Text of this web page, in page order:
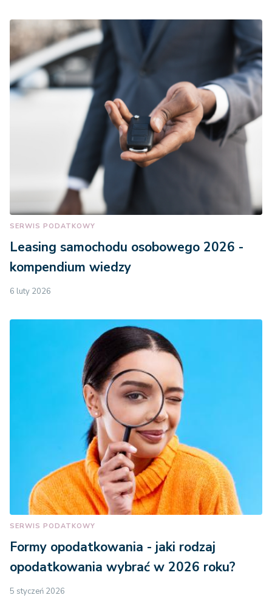
SERWIS PODATKOWY
Leasing samochodu osobowego 2026 -
kompendium wiedzy
6 luty 2026
SERWIS PODATKOWY
Formy opodatkowania - jaki rodzaj
opodatkowania wybrać w 2026 roku?
5 styczeń 2026